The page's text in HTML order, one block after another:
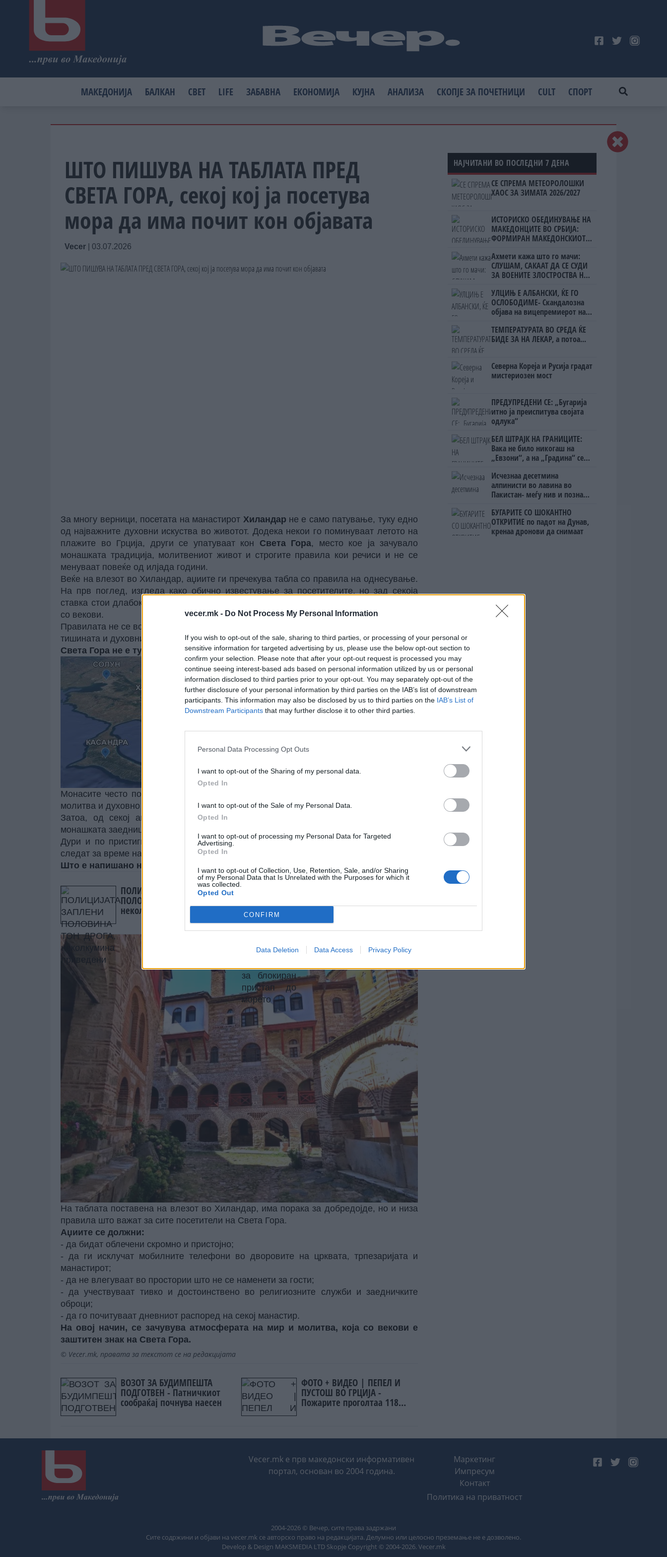
vecer.mk - Do Not Process My Personal Information
If you wish to opt-out of the sale, sharing to third parties, or processing of your personal or
sensitive information for targeted advertising by us, please use the below opt-out section to
confirm your selection. Please note that after your opt-out request is processed you may
continue seeing interest-based ads based on personal information utilized by us or personal
information disclosed to third parties prior to your opt-out. You may separately opt-out of the
further disclosure of your personal information by third parties on the IAB’s list of downstream
participants. This information may also be disclosed by us to third parties on the IAB’s List of
Downstream Participants that may further disclose it to other third parties.
Personal Data Processing Opt Outs
I want to opt-out of the Sharing of my personal data.
Opted In
I want to opt-out of the Sale of my Personal Data.
Opted In
I want to opt-out of processing my Personal Data for Targeted
Advertising.
Opted In
I want to opt-out of Collection, Use, Retention, Sale, and/or Sharing
of my Personal Data that Is Unrelated with the Purposes for which it
was collected.
Opted Out
CONFIRM
Data Deletion Data Access Privacy Policy
МАКЕДОНИЈА БАЛКАН СВЕТ LIFE ЗАБАВНА ЕКОНОМИЈА КУЈНА АНАЛИЗА СКОПЈЕ ЗА ПОЧЕТНИЦИ CULT СПОРТ
ШТО ПИШУВА НА ТАБЛАТА ПРЕД
СВЕТА ГОРА, секој кој ја посетува
мора да има почит кон објавата
Vecer 03.07.2026
За многу верници, посетата на манастирот Хиландар не е само патување, туку едно
од најважните духовни искуства во животот. Додека некои го поминуваат летото на
плажите во Грција, други се упатуваат кон Света Гора, место кое ја зачувало
монашката традиција, молитвениот живот и строгите правила кои речиси и не се
менуваат повеќе од илјада години.
Веќе на влезот во Хиландар, аџиите ги пречекува табла со правила на однесување.
На прв поглед, изгледа како обично известување за посетителите, но зад секоја
ставка стои длабоко почитување кон начинот на живот кој се негува на Света Гора
со векови.
Правилата не се воведени за да се ограничат верниците, туку за да се зачува мирот,
тишината и духовниот ред на едно од најсветите места на православието.
Света Гора не е туристичка дестинација
Монасите често потсетуваат дека Света Гора не е место за разгледување, туку за
молитва и духовно собирање.
Затоа, од секој аџија се очекува со своето однесување да покаже почит кон
монашката заедница и нејзиниот начин на живот.
Дури и по пристигнувањето, верниците добиваат јасни упатства што треба да ги
следат за време на престојот.
Што е напишано на таблата што ги пречекува аџиите?
ПОЛИЦИЈАТА ЗАПЛЕНИ
ПОЛОВИНА ТОН ДРОГА,
неколкумина приведени илјади евра за блокиран
пристап до морето
На таблата поставена на влезот во Хиландар, има порака за добредојде, но и низа
правила што важат за сите посетители на Света Гора.
Аџиите се должни:
- да бидат облечени скромно и пристојно;
- да ги исклучат мобилните телефони во дворовите на црквата, трпезаријата и
манастирот;
- да не влегуваат во простории што не се наменети за гости;
- да учествуваат тивко и достоинствено во религиозните служби и заедничките
оброци;
- да го почитуваат дневниот распоред на секој манастир.
На овој начин, се зачувува атмосферата на мир и молитва, која со векови е
заштитен знак на Света Гора.
© Vecer.mk, правата за текстот се на редакцијата
ВОЗОТ ЗА БУДИМПЕШТА
ПОДГОТВЕН - Патничкиот
сообраќај почнува наесен
ФОТО + ВИДЕО | ПЕПЕЛ И
ПУСТОШ ВО ГРЦИЈА -
Пожарите проголтаа 118
објекти, не можат да се
НАЈЧИТАНИ ВО ПОСЛЕДНИ 7 ДЕНА
СЕ СПРЕМА МЕТЕОРОЛОШКИ
ХАОС ЗА ЗИМАТА 2026/2027
ИСТОРИСКО ОБЕДИНУВАЊЕ НА
МАКЕДОНЦИТЕ ВО СРБИЈА:
ФОРМИРАН МАКЕДОНСКИОТ
Ахмети кажа што го мачи:
СЛУШАМ, САКААТ ДА СЕ СУДИ
ЗА ВОЕНИТЕ ЗЛОСТРОСТВА НА
УЛЦИЊ Е АЛБАНСКИ, ЌЕ ГО
ОСЛОБОДИМЕ- Скандалозна
објава на вицепремиерот на
ТЕМПЕРАТУРАТА ВО СРЕДА ЌЕ
БИДЕ ЗА НА ЛЕКАР, а потоа...
Северна Кореја и Русија градат
мистериозен мост
ПРЕДУПРЕДЕНИ СЕ: „Бугарија
итно ја преиспитува својата
одлука“
БЕЛ ШТРАЈК НА ГРАНИЦИТЕ:
Вака не било никогаш на
„Евзони“, а на „Градина“ се
Исчезнаа десетмина
алпинисти во лавина во
Пакистан- меѓу нив и познат
БУГАРИТЕ СО ШОКАНТНО
ОТКРИТИЕ по падот на Дунав,
кренаа дронови да снимаат
Vecer.mk е прв македонски информативен
портал, основан во 2004 година.
Маркетинг
Импресум
Контакт
Политика на приватност
2004-2026 © Вечер, сите права задржани
Сите содржини и објави на vecer.mk се авторско право на редакцијата. Делумно или целосно преземање не е дозволено.
Develop & Design MAKSMEDIA LTD Skopje Copyright © 2004-2026. Vecer.mk